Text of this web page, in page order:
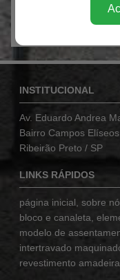
INSTITUCIONAL
Av. Eduardo Andrea
Bairro Campos Elíseos
Ribeirão Preto / SP
LINKS RÁPIDOS
página inicial ,sobre
bloco e canaleta ,
modelo de
intertravado
revestimento